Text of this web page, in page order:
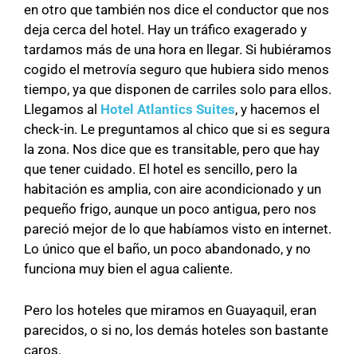
en otro que también nos dice el conductor que nos
deja cerca del hotel. Hay un tráfico exagerado y
tardamos más de una hora en llegar. Si hubiéramos
cogido el metrovía seguro que hubiera sido menos
tiempo, ya que disponen de carriles solo para ellos.
Llegamos al Hotel Atlantics Suites, y hacemos el
check-in. Le preguntamos al chico que si es segura
la zona. Nos dice que es transitable, pero que hay
que tener cuidado. El hotel es sencillo, pero la
habitación es amplia, con aire acondicionado y un
pequeño frigo, aunque un poco antigua, pero nos
pareció mejor de lo que habíamos visto en internet.
Lo único que el baño, un poco abandonado, y no
funciona muy bien el agua caliente.
Pero los hoteles que miramos en Guayaquil, eran
parecidos, o si no, los demás hoteles son bastante
caros.